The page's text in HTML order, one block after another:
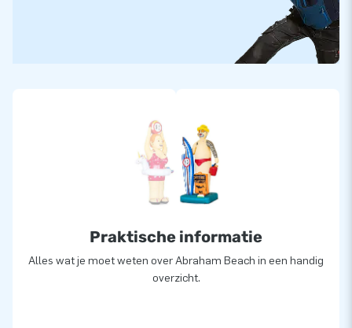
Praktische informatie
Alles wat je moet weten over Abraham Beach in een handig
overzicht.